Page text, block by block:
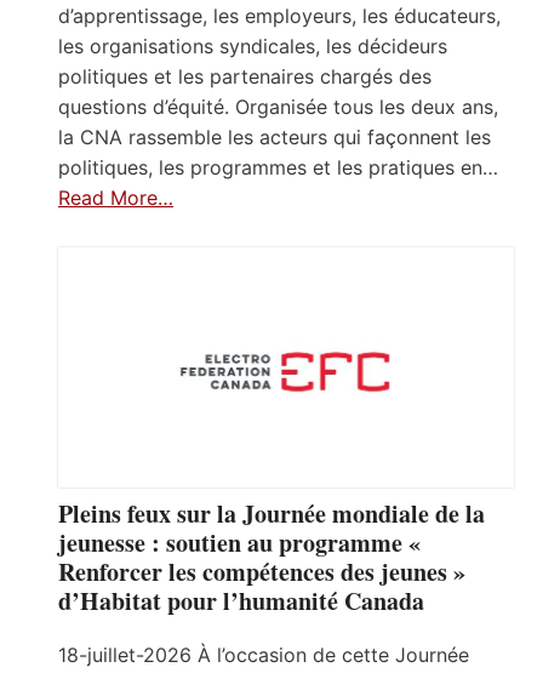
d’apprentissage, les employeurs, les éducateurs,
les organisations syndicales, les décideurs
politiques et les partenaires chargés des
questions d’équité. Organisée tous les deux ans,
la CNA rassemble les acteurs qui façonnent les
politiques, les programmes et les pratiques en…
Read More…
Pleins feux sur la Journée mondiale de la
jeunesse : soutien au programme «
Renforcer les compétences des jeunes »
d’Habitat pour l’humanité Canada
18-juillet-2026 À l’occasion de cette Journée